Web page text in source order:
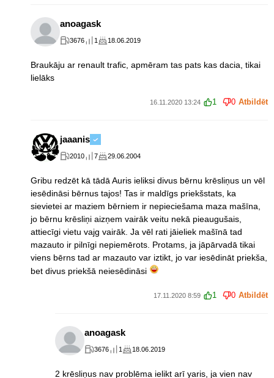
anoagask
3676 1 18.06.2019
Braukāju ar renault trafic, apmēram tas pats kas dacia, tikai
lielāks
16.11.2020 13:24 1 0 Atbildēt
jaaanis
2010 7 29.06.2004
Gribu redzēt kā tādā Auris ieliksi divus bērnu krēsliņus un vēl
iesēdināsi bērnus tajos! Tas ir maldīgs priekšstats, ka
sievietei ar maziem bērniem ir nepieciešama maza mašīna,
jo bērnu krēsliņi aizņem vairāk veitu nekā pieaugušais,
attiecīgi vietu vajg vairāk. Ja vēl rati jāieliek mašīnā tad
mazauto ir pilnīgi nepiemērots. Protams, ja jāpārvadā tikai
viens bērns tad ar mazauto var iztikt, jo var iesēdināt priekša,
bet divus priekšā neiesēdināsi
17.11.2020 8:59 1 0 Atbildēt
anoagask
3676 1 18.06.2019
2 krēsliņus nav problēma ielikt arī yaris, ja vien nav